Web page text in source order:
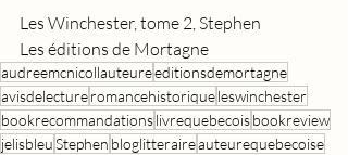
Les Winchester, tome 2, Stephen
Les éditions de Mortagne
audreemcnicollauteureeditionsdemortagne
avisdelectureromancehistoriqueleswinchester
bookrecommandationslivrequebecoisbookreview
jelisbleuStephen bloglitteraireauteurequebecoise